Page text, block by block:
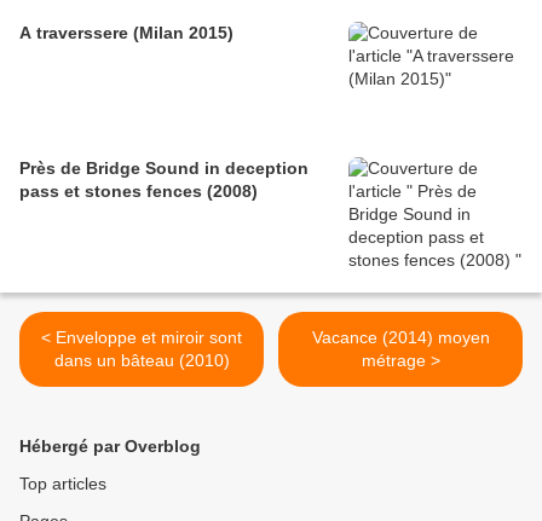
A traverssere (Milan 2015)
Près de Bridge Sound in deception
pass et stones fences (2008)
< Enveloppe et miroir sont
dans un bâteau (2010)
Vacance (2014) moyen
métrage >
Hébergé par Overblog
Top articles